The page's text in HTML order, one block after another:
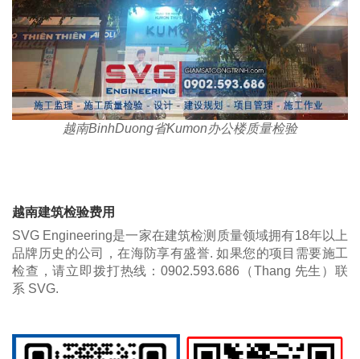
越南BinhDuong省Kumon办公楼质量检验
越南建筑检验费用
SVG Engineering是一家在建筑检测质量领域拥有18年以上
品牌历史的公司，在海防享有盛誉. 如果您的项目需要施工
检查，请立即拨打热线：0902.593.686（Thang 先生）联
系 SVG.